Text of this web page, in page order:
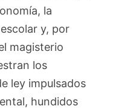
la
y, por
magisterio
los
ley impulsados
hundidos